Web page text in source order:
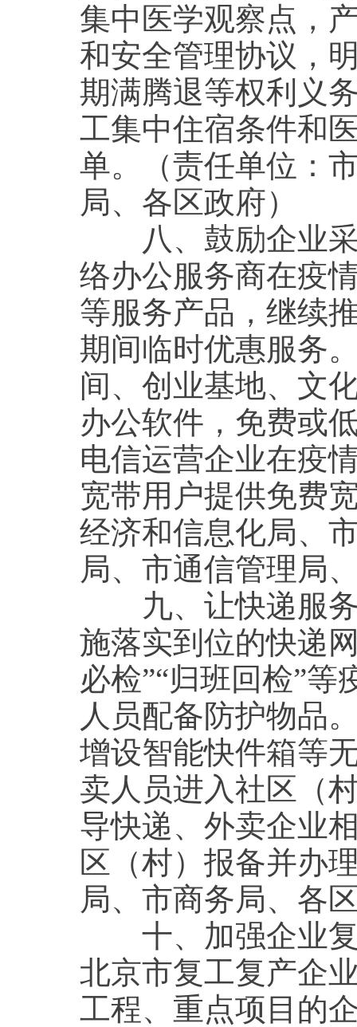
集中医学观察点，
和安全管理协议，
期满腾退等权利义
工集中住宿条件和
单。（责任单位：
局、各区政府）
八、鼓励企业采
络办公服务商在疫
等服务产品，继续
期间临时优惠服务
间、创业基地、文
办公软件，免费或
电信运营企业在疫
宽带用户提供免费
经济和信息化局、
局、市通信管理局
九、让快递服务
施落实到位的快递
必检”“归班回检”
人员配备防护物品
增设智能快件箱等
卖人员进入社区（
导快递、外卖企业
区（村）报备并办
局、市商务局、各
十、加强企业复
北京市复工复产企
工程、重点项目的